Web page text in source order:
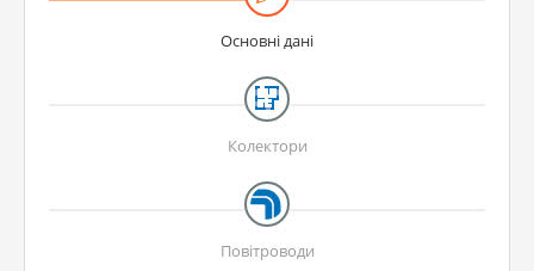
Основні дані
Колектори
Повітроводи